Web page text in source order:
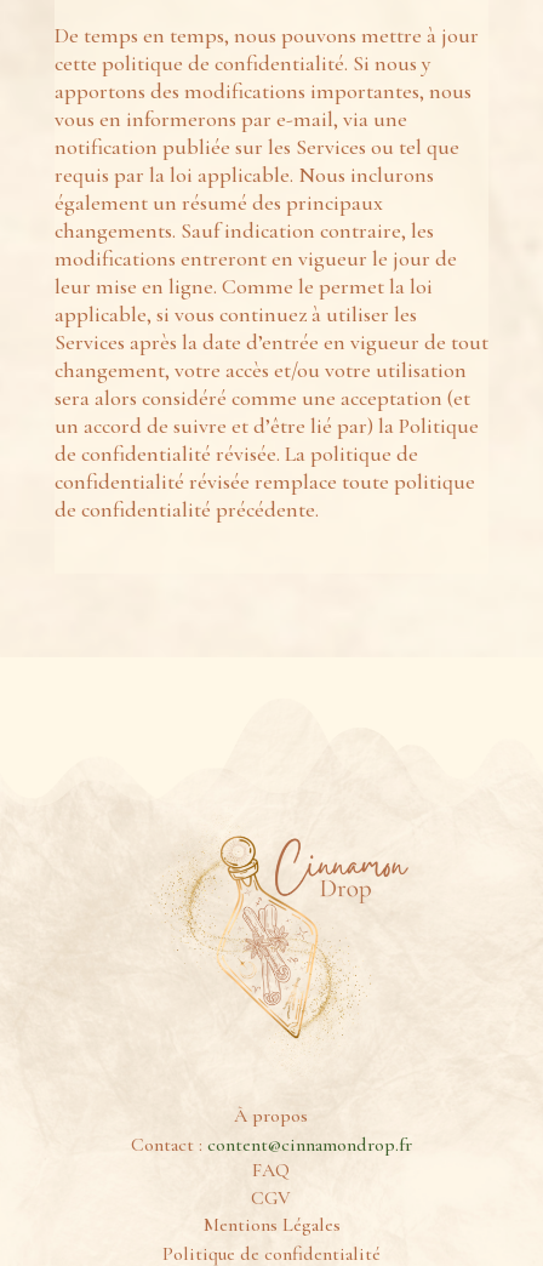
De temps en temps, nous pouvons mettre à jour
cette politique de confidentialité. Si nous y
apportons des modifications importantes, nous
vous en informerons par e-mail, via une
notification publiée sur les Services ou tel que
requis par la loi applicable. Nous inclurons
également un résumé des principaux
changements. Sauf indication contraire, les
modifications entreront en vigueur le jour de
leur mise en ligne. Comme le permet la loi
applicable, si vous continuez à utiliser les
Services après la date d’entrée en vigueur de tout
changement, votre accès et/ou votre utilisation
sera alors considéré comme une acceptation (et
un accord de suivre et d’être lié par) la Politique
de confidentialité révisée. La politique de
confidentialité révisée remplace toute politique
de confidentialité précédente.
À propos
Contact : content@cinnamondrop.fr
FAQ
CGV
Mentions Légales
Politique de confidentialité